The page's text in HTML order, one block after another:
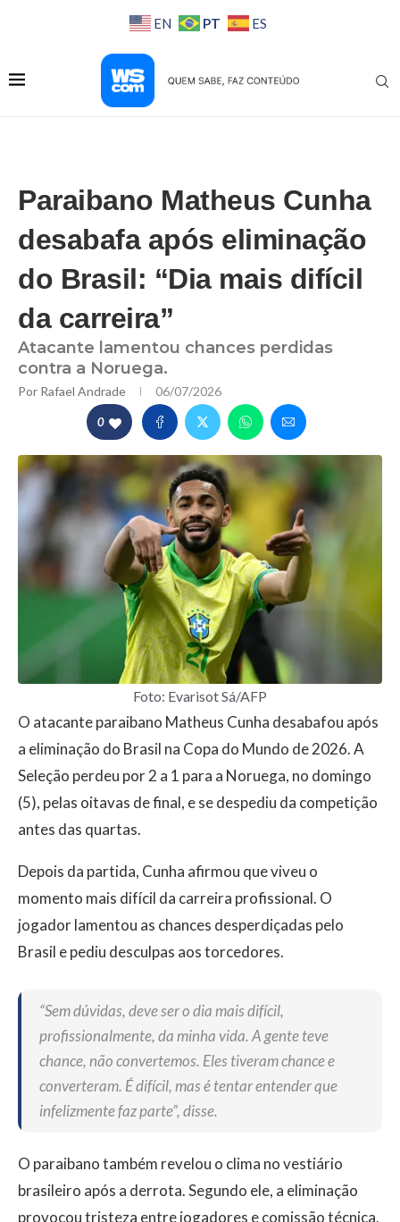
EN PT ES
Paraibano Matheus Cunha
desabafa após eliminação
do Brasil: “Dia mais difícil
da carreira”
Atacante lamentou chances perdidas
contra a Noruega.
Por Rafael Andrade 06/07/2026
0
Foto: Evarisot Sá/AFP
O atacante paraibano Matheus Cunha desabafou após
a eliminação do Brasil na Copa do Mundo de 2026. A
Seleção perdeu por 2 a 1 para a Noruega, no domingo
(5), pelas oitavas de final, e se despediu da competição
antes das quartas.
Depois da partida, Cunha afirmou que viveu o
momento mais difícil da carreira profissional. O
jogador lamentou as chances desperdiçadas pelo
Brasil e pediu desculpas aos torcedores.
“Sem dúvidas, deve ser o dia mais difícil,
profissionalmente, da minha vida. A gente teve
chance, não convertemos. Eles tiveram chance e
converteram. É difícil, mas é tentar entender que
infelizmente faz parte”, disse.
O paraibano também revelou o clima no vestiário
brasileiro após a derrota. Segundo ele, a eliminação
provocou tristeza entre jogadores e comissão técnica.